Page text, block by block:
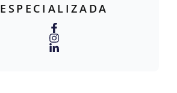
ESPECIALIZADA